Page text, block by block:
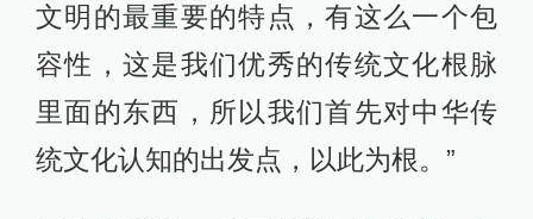
文明的最重要的特点，有这么一个包
容性，这是我们优秀的传统文化根脉
里面的东西，所以我们首先对中华传
统文化认知的出发点，以此为根。”